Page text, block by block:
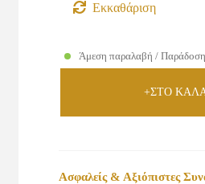
Εκκαθάριση
Άμεση παραλαβή / Παράδοση
+ΣΤΟ
Ασφαλείς & Αξιόπιστες